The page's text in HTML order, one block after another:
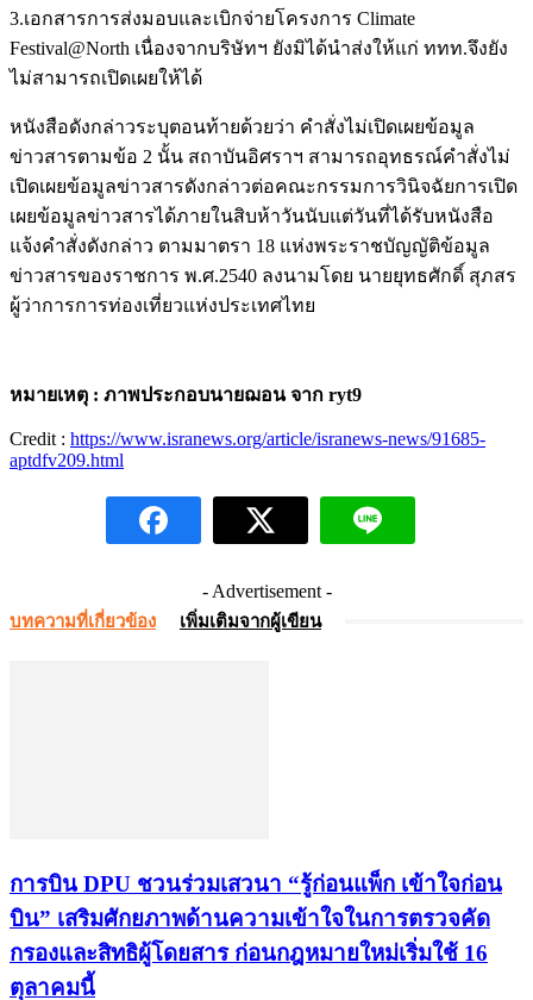
3.เอกสารการส่งมอบและเบิกจ่ายโครงการ Climate
Festival@North เนื่องจากบริษัทฯ ยังมิได้นำส่งให้แก่ ททท.จึงยัง
ไม่สามารถเปิดเผยให้ได้
หนังสือดังกล่าวระบุตอนท้ายด้วยว่า คำสั่งไม่เปิดเผยข้อมูล
ข่าวสารตามข้อ 2 นั้น สถาบันอิศราฯ สามารถอุทธรณ์คำสั่งไม่
เปิดเผยข้อมูลข่าวสารดังกล่าวต่อคณะกรรมการวินิจฉัยการเปิด
เผยข้อมูลข่าวสารได้ภายในสิบห้าวันนับแต่วันที่ได้รับหนังสือ
แจ้งคำสั่งดังกล่าว ตามมาตรา 18 แห่งพระราชบัญญัติข้อมูล
ข่าวสารของราชการ พ.ศ.2540 ลงนามโดย นายยุทธศักดิ์ สุภสร
ผู้ว่าการการท่องเที่ยวแห่งประเทศไทย
หมายเหตุ : ภาพประกอบนายฌอน จาก ryt9
Credit : https://www.isranews.org/article/isranews-news/91685-
aptdfv209.html
- Advertisement -
บทความที่เกี่ยวข้อง เพิ่มเติมจากผู้เขียน
การบิน DPU ชวนร่วมเสวนา “รู้ก่อนแพ็ก เข้าใจก่อน
บิน” เสริมศักยภาพด้านความเข้าใจในการตรวจคัด
กรองและสิทธิผู้โดยสาร ก่อนกฎหมายใหม่เริ่มใช้ 16
ตุลาคมนี้